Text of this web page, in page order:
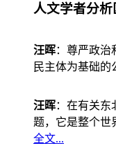
人文学者分
汪晖：尊严政
民主体为基础的
汪晖：在有关
题，它是整个世
全文...